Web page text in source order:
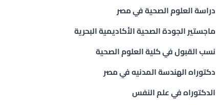
دراسة العلوم الصحية في مصر
ماجستير الجودة الصحية الأكاديمية البحرية
نسب القبول في كلية العلوم الصحية
دكتوراه الهندسة المدنيه في مصر
الدكتوراه في علم النفس